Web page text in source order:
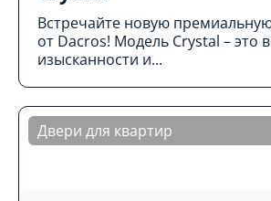
Встречайте новую
от Dacros! Модель Crystal – это
изысканности и...
Двери для квартир